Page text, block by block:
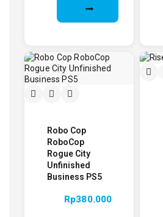
Robo Cop
RoboCop
Rogue City
Unfinished
Business PS5
Rp380.000